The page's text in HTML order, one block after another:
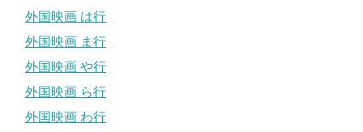
外国映画 は行
外国映画 ま行
外国映画 や行
外国映画 ら行
外国映画 わ行